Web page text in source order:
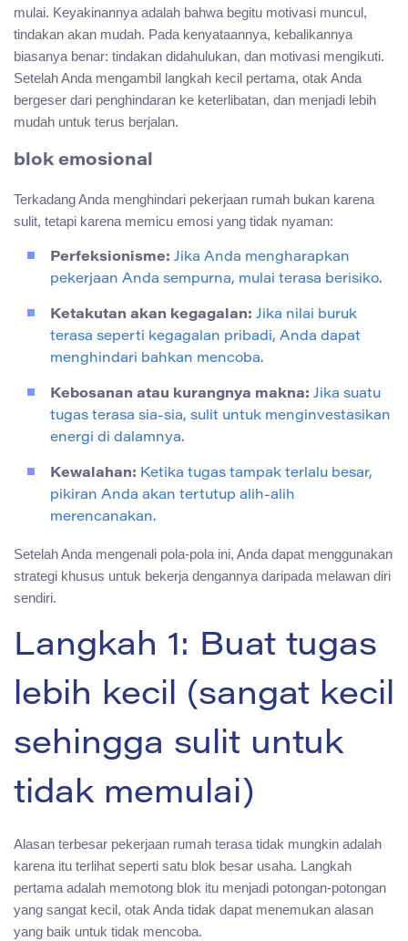
mulai. Keyakinannya adalah bahwa begitu motivasi muncul,
tindakan akan mudah. Pada kenyataannya, kebalikannya
biasanya benar: tindakan didahulukan, dan motivasi mengikuti.
Setelah Anda mengambil langkah kecil pertama, otak Anda
bergeser dari penghindaran ke keterlibatan, dan menjadi lebih
mudah untuk terus berjalan.
blok emosional
Terkadang Anda menghindari pekerjaan rumah bukan karena
sulit, tetapi karena memicu emosi yang tidak nyaman:
Perfeksionisme: Jika Anda mengharapkan
pekerjaan Anda sempurna, mulai terasa berisiko.
Ketakutan akan kegagalan: Jika nilai buruk
terasa seperti kegagalan pribadi, Anda dapat
menghindari bahkan mencoba.
Kebosanan atau kurangnya makna: Jika suatu
tugas terasa sia-sia, sulit untuk menginvestasikan
energi di dalamnya.
Kewalahan: Ketika tugas tampak terlalu besar,
pikiran Anda akan tertutup alih-alih
merencanakan.
Setelah Anda mengenali pola-pola ini, Anda dapat menggunakan
strategi khusus untuk bekerja dengannya daripada melawan diri
sendiri.
Langkah 1: Buat tugas
lebih kecil (sangat kecil
sehingga sulit untuk
tidak memulai)
Alasan terbesar pekerjaan rumah terasa tidak mungkin adalah
karena itu terlihat seperti satu blok besar usaha. Langkah
pertama adalah memotong blok itu menjadi potongan-potongan
yang sangat kecil, otak Anda tidak dapat menemukan alasan
yang baik untuk tidak mencoba.